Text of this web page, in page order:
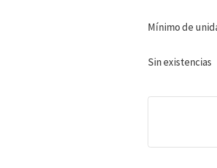
Mínimo de
Sin existencias